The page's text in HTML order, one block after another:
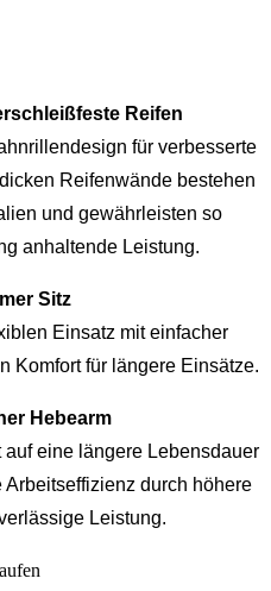
Reifen
für verbesserte
Reifenwände bestehen
und gewährleisten so
anhaltende Leistung.
Sitz
Einsatz mit einfacher
Komfort für längere Einsätze.
Hebearm
eine längere Lebensdauer
durch höhere
Leistung.